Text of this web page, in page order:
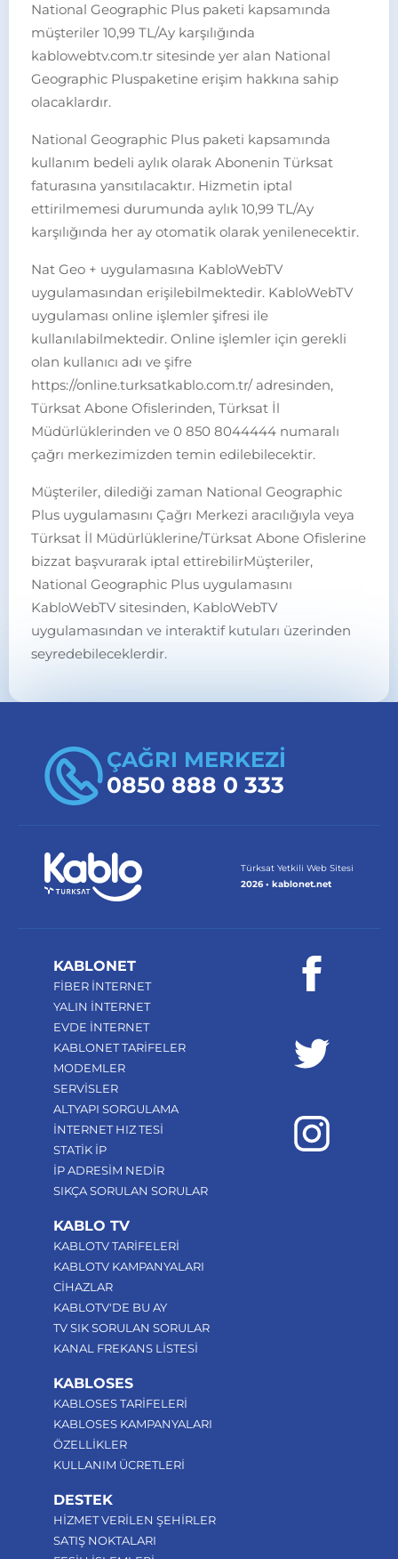
National Geographic Plus paketi kapsamında
müşteriler 10,99 TL/Ay karşılığında
kablowebtv.com.tr sitesinde yer alan National
Geographic Pluspaketine erişim hakkına sahip
olacaklardır.
National Geographic Plus paketi kapsamında
kullanım bedeli aylık olarak Abonenin Türksat
faturasına yansıtılacaktır. Hizmetin iptal
ettirilmemesi durumunda aylık 10,99 TL/Ay
karşılığında her ay otomatik olarak yenilenecektir.
Nat Geo + uygulamasına KabloWebTV
uygulamasından erişilebilmektedir. KabloWebTV
uygulaması online işlemler şifresi ile
kullanılabilmektedir. Online işlemler için gerekli
olan kullanıcı adı ve şifre
https://online.turksatkablo.com.tr/ adresinden,
Türksat Abone Ofislerinden, Türksat İl
Müdürlüklerinden ve 0 850 8044444 numaralı
çağrı merkezimizden temin edilebilecektir.
Müşteriler, dilediği zaman National Geographic
Plus uygulamasını Çağrı Merkezi aracılığıyla veya
Türksat İl Müdürlüklerine/Türksat Abone Ofislerine
bizzat başvurarak iptal ettirebilirMüşteriler,
National Geographic Plus uygulamasını
KabloWebTV sitesinden, KabloWebTV
uygulamasından ve interaktif kutuları üzerinden
seyredebileceklerdir.
ÇAĞRI MERKEZİ
0850 888 0 333
Türksat Yetkili Web Sitesi
2026 • kablonet.net
KABLONET
FİBER İNTERNET
YALIN İNTERNET
EVDE İNTERNET
KABLONET TARİFELER
MODEMLER
SERVİSLER
ALTYAPI SORGULAMA
İNTERNET HIZ TESİ
STATİK İP
İP ADRESİM NEDİR
SIKÇA SORULAN SORULAR
KABLO TV
KABLOTV TARİFELERİ
KABLOTV KAMPANYALARI
CİHAZLAR
KABLOTV'DE BU AY
TV SIK SORULAN SORULAR
KANAL FREKANS LİSTESİ
KABLOSES
KABLOSES TARİFELERİ
KABLOSES KAMPANYALARI
ÖZELLİKLER
KULLANIM ÜCRETLERİ
DESTEK
HİZMET VERİLEN ŞEHİRLER
SATIŞ NOKTALARI